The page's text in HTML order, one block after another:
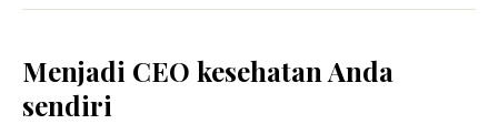
Menjadi CEO kesehatan Anda
sendiri